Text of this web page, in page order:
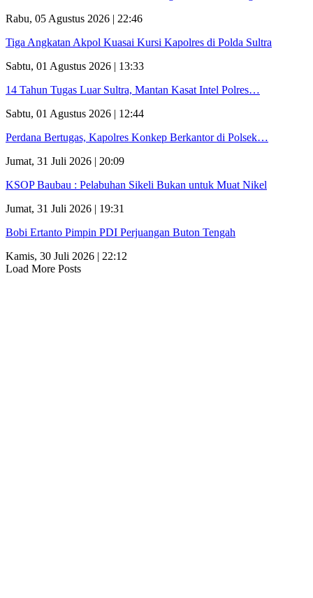
Rabu, 05 Agustus 2026 | 22:46
Tiga Angkatan Akpol Kuasai Kursi Kapolres di Polda Sultra
Sabtu, 01 Agustus 2026 | 13:33
14 Tahun Tugas Luar Sultra, Mantan Kasat Intel Polres…
Sabtu, 01 Agustus 2026 | 12:44
Perdana Bertugas, Kapolres Konkep Berkantor di Polsek…
Jumat, 31 Juli 2026 | 20:09
KSOP Baubau : Pelabuhan Sikeli Bukan untuk Muat Nikel
Jumat, 31 Juli 2026 | 19:31
Bobi Ertanto Pimpin PDI Perjuangan Buton Tengah
Kamis, 30 Juli 2026 | 22:12
Load More Posts